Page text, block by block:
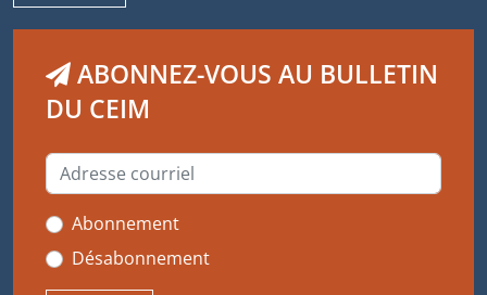
ABONNEZ-VOUS AU BULLETIN
DU CEIM
Abonnement
Désabonnement